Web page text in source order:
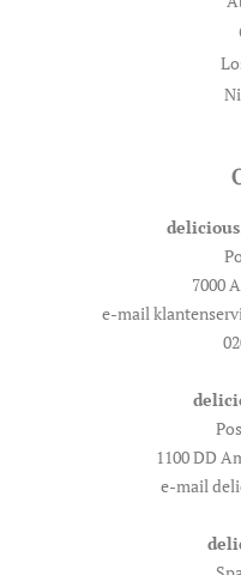
7000
e-mail
1100 DD
e-mail